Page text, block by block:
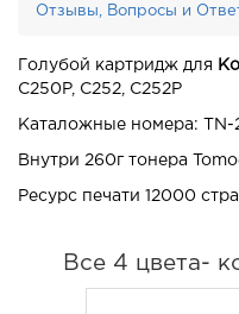
Отзывы, Вопросы и
Голубой картридж для
C250P, C252, C252P
Каталожные номера: TN-
Внутри 260г тонера
Ресурс печати 12000
Все 4 цвета-